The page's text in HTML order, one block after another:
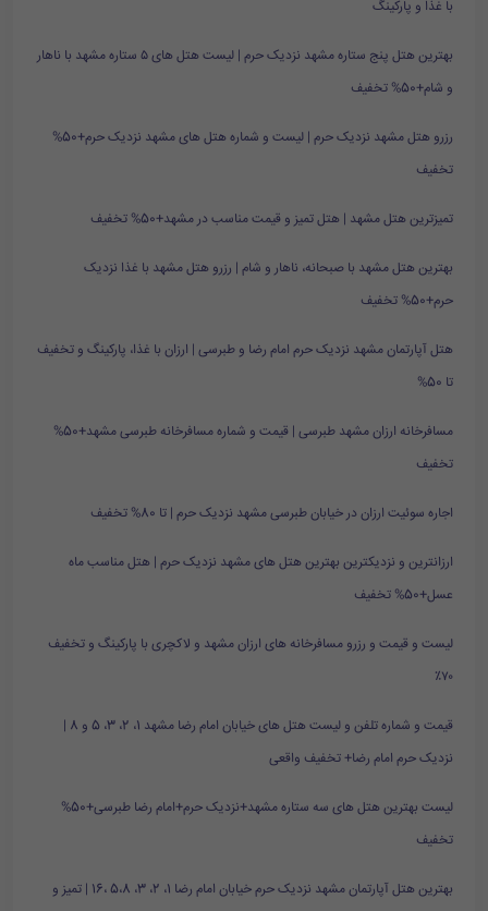
با غذا و پارکینگ
بهترین هتل پنج ستاره مشهد نزدیک حرم | لیست هتل های ۵ ستاره مشهد با ناهار
و شام+50% تخفیف
رزرو هتل مشهد نزدیک حرم | لیست و شماره هتل های مشهد نزدیک حرم+50%
تخفیف
تمیزترین هتل مشهد | هتل تمیز و قیمت مناسب در مشهد+50% تخفیف
بهترین هتل مشهد با صبحانه، ناهار و شام | رزرو هتل مشهد با غذا نزدیک
حرم+50% تخفیف
هتل آپارتمان مشهد نزدیک حرم امام رضا و طبرسی | ارزان با غذا، پارکینگ و تخفیف
تا 50%
مسافرخانه ارزان مشهد طبرسی | قیمت و شماره مسافرخانه طبرسی مشهد+50%
تخفیف
اجاره سوئیت ارزان در خیابان طبرسی مشهد نزدیک حرم | تا 80% تخفیف
ارزانترین و نزدیکترین بهترین هتل های مشهد نزدیک حرم | هتل مناسب ماه
عسل+50% تخفیف
لیست و قیمت و رزرو مسافرخانه های ارزان مشهد و لاکچری با پارکینگ و تخفیف
۷۰٪
قیمت و شماره تلفن و لیست هتل های خیابان امام رضا مشهد 1، 2، 3، 5 و 8 |
نزدیک حرم امام رضا+ تخفیف واقعی
لیست بهترین هتل های سه ستاره مشهد+نزدیک حرم+امام رضا طبرسی+50%
تخفیف
بهترین هتل آپارتمان مشهد نزدیک حرم خیابان امام رضا 1، 2، 3، 5،8 ،16 | تمیز و